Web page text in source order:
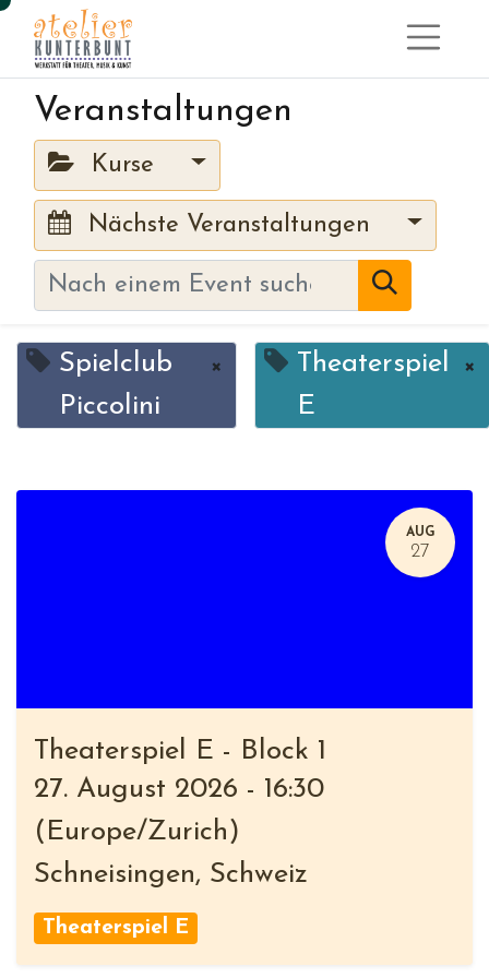
Veranstaltungen
Kurse
Nächste Veranstaltungen
Spielclub
Piccolini
×
Theaterspiel
E
×
AUG
27
Theaterspiel E - Block 1
27. August 2026 - 16:30
( Europe/Zurich )
Schneisingen, Schweiz
Theaterspiel E